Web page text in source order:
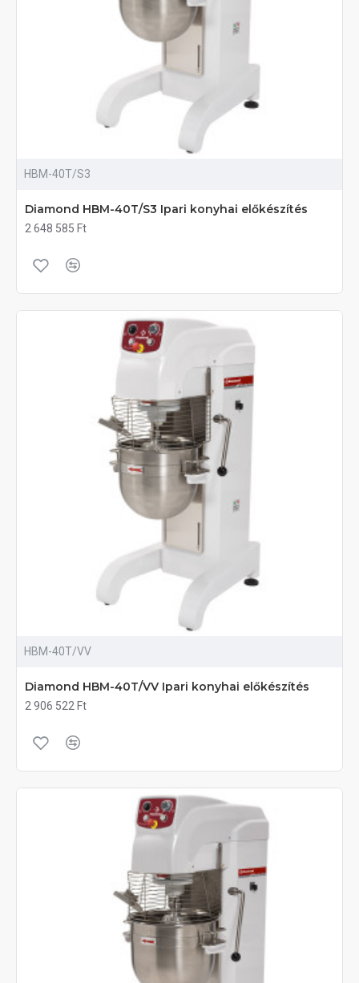
HBM-40T/S3
Diamond HBM-40T/S3 Ipari konyhai előkészítés
2 648 585 Ft
HBM-40T/VV
Diamond HBM-40T/VV Ipari konyhai előkészítés
2 906 522 Ft